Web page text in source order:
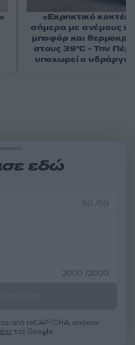
εδώ
50 /50
2000 /2000
από reCAPTCHA, ισχύουν
της Google.
«Εκρηκτικό
σήμερα με ανέμους
μποφόρ και
στους 39°C - Την
υποχωρεί ο